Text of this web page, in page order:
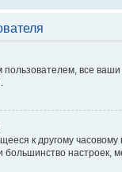
все
к другому часовому
большинство настроек,